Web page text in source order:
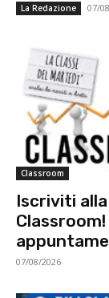
La Redazione 07/
Classroom
Iscriviti
07/08/2026